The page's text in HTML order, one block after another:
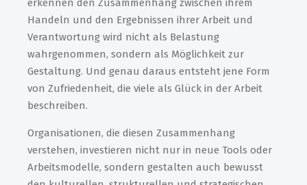
erkennen den Zusammenhang zwischen ihrem
Handeln und den Ergebnissen ihrer Arbeit und
Verantwortung wird nicht als Belastung
wahrgenommen, sondern als Möglichkeit zur
Gestaltung. Und genau daraus entsteht jene Form
von Zufriedenheit, die viele als Glück in der Arbeit
beschreiben.
Organisationen, die diesen Zusammenhang
verstehen, investieren nicht nur in neue Tools oder
Arbeitsmodelle, sondern gestalten auch bewusst